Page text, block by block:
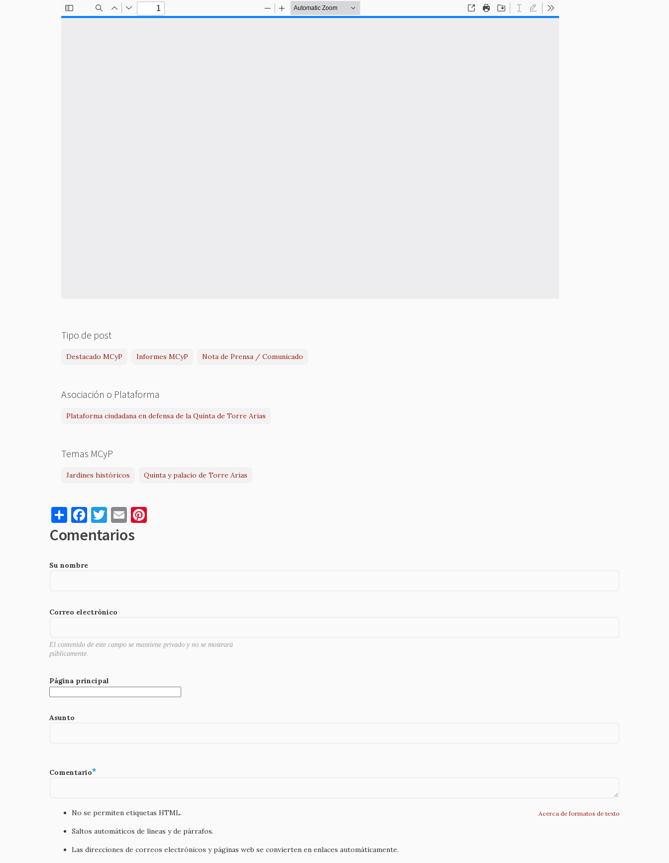
Tipo de post
Destacado MCyP Informes MCyP Nota de Prensa / Comunicado
Asociación o Plataforma
Plataforma ciudadana en defensa de la Quinta de Torre Arias
Temas MCyP
Jardines históricos Quinta y palacio de Torre Arias
S
h
ar
e
F
a
c
e
o
T
w
it
E
m
ai
Comentarios
Su nombre
Correo electrónico
El contenido de este campo se mantiene privado y no se mostrará
públicamente.
Página principal
Asunto
Comentario
Acerca de formatos de texto
No se permiten etiquetas HTML.
Saltos automáticos de líneas y de párrafos.
Las direcciones de correos electrónicos y páginas web se convierten en enlaces automáticamente.